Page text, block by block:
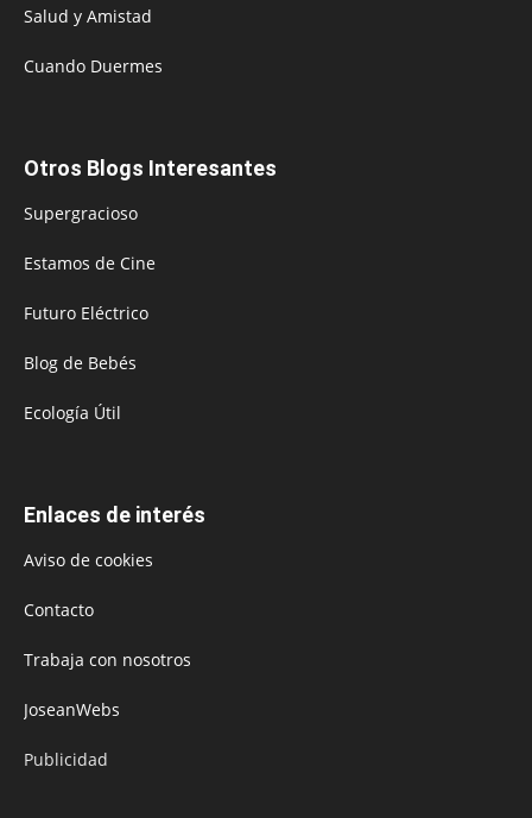
Salud y Amistad
Cuando Duermes
Otros Blogs Interesantes
Supergracioso
Estamos de Cine
Futuro Eléctrico
Blog de Bebés
Ecología Útil
Enlaces de interés
Aviso de cookies
Contacto
Trabaja con nosotros
JoseanWebs
Publicidad